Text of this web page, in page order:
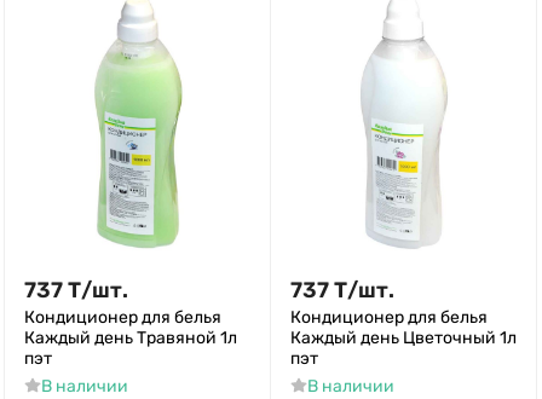
737Т/шт.
Кондиционер для белья
Каждый день Травяной 1л
пэт
В наличии
737Т/шт.
Кондиционер для белья
Каждый день Цветочный 1л
пэт
В наличии